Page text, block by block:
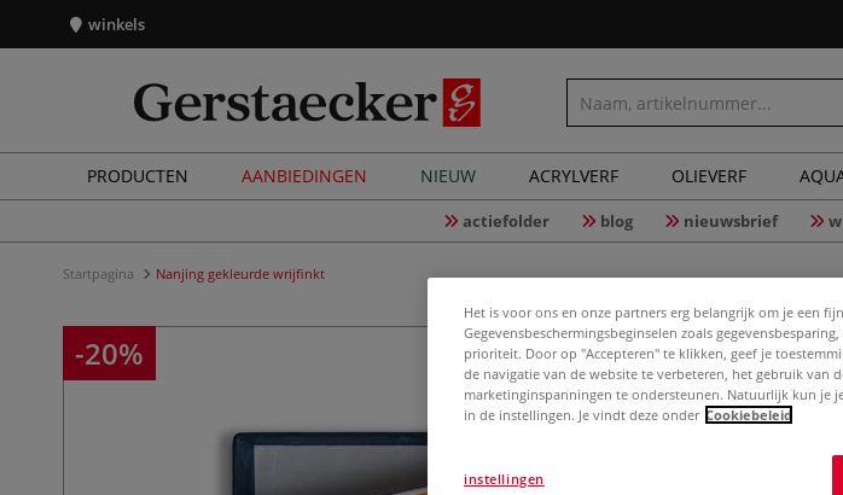
winkels
PRODUCTEN AANBIEDINGEN NIEUW ACRYLVERF OLIEVERF
actiefolder blog nieuwsbrief
Startpagina Nanjing gekleurde wrijfinkt
-20%
Het is voor ons en onze partners erg belangrijk om je een
Gegevensbeschermingsbeginselen zoals
prioriteit. Door op "Accepteren" te klikken, geef je
de navigatie van de website te verbeteren, het gebruik van
marketinginspanningen te ondersteunen. Natuurlijk kun je
in de instellingen. Je vindt deze onder Cookiebeleid
instellingen